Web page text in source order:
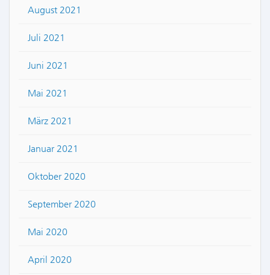
August 2021
Juli 2021
Juni 2021
Mai 2021
März 2021
Januar 2021
Oktober 2020
September 2020
Mai 2020
April 2020